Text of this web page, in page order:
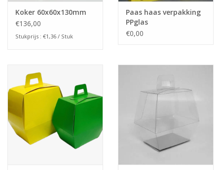
Koker 60x60x130mm
€136,00
Stukprijs : €1,36 / Stuk
Paas haas verpakking
PPglas
€0,00